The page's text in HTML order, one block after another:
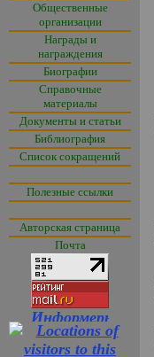
Общественные
организации
Награды и
награждения
Биографии
Справочные
материалы
Документы и статьи
Библиография
Список сокращений
Полезные ссылки
Авторская страница
Почта